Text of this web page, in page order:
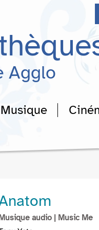
Agglo
Musique
audio | Music Me